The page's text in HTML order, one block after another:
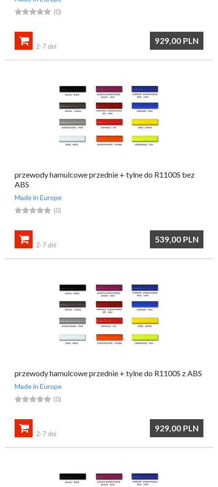
 (0)
929,00 PLN

2-7 dni
przewody hamulcowe przednie + tylne do R1100S bez
ABS
Made in Europe
 (0)
539,00 PLN

2-7 dni
przewody hamulcowe przednie + tylne do R1100S z ABS
Made in Europe
 (0)
929,00 PLN

2-7 dni